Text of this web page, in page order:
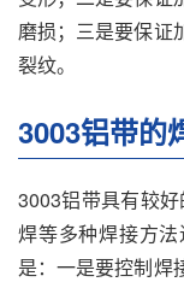
磨损；三是要保证
裂纹。
3003铝带的
3003铝带具有较
焊等多种焊接方
是：一是要控制焊